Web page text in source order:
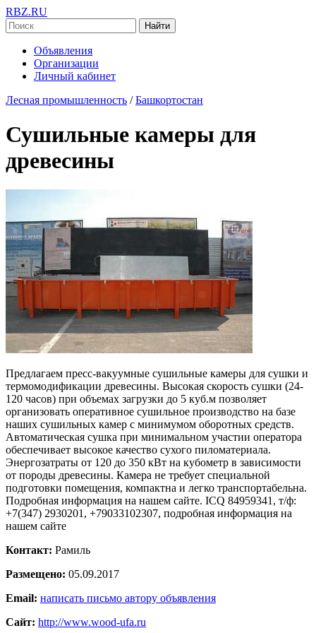
RBZ.RU
Найти
Объявления
Организации
Личный кабинет
Лесная промышленность / Башкортостан
Сушильные камеры для
древесины
Предлагаем пресс-вакуумные сушильные камеры для сушки и
термомодификации древесины. Высокая скорость сушки (24-
120 часов) при объемах загрузки до 5 куб.м позволяет
организовать оперативное сушильное производство на базе
наших сушильных камер с минимумом оборотных средств.
Автоматическая сушка при минимальном участии оператора
обеспечивает высокое качество сухого пиломатериала.
Энергозатраты от 120 до 350 кВт на кубометр в зависимости
от породы древесины. Камера не требует специальной
подготовки помещения, компактна и легко транспортабельна.
Подробная информация на нашем сайте. ICQ 84959341, т/ф:
+7(347) 2930201, +79033102307, подробная информация на
нашем сайте
Контакт: Рамиль
Размещено: 05.09.2017
Email: написать письмо автору объявления
Сайт: http://www.wood-ufa.ru